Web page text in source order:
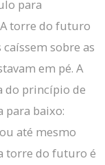
para
A torre do futuro
sobre as
em pé. A
princípio de
para baixo:
até mesmo
torre do futuro é